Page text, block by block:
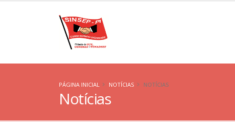
PÁGINA INICIAL NOTÍCIAS NOTÍCIAS
Notícias